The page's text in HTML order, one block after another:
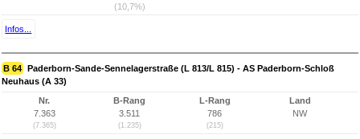
(10,7%)
Infos...
B 64 Paderborn-Sande-Sennelagerstraße (L 813/L 815) - AS Paderborn-Schloß
Neuhaus (A 33)
Nr.
7.363
(7.365)
B-Rang
3.511
(1.235)
L-Rang
786
(215)
Land
NW